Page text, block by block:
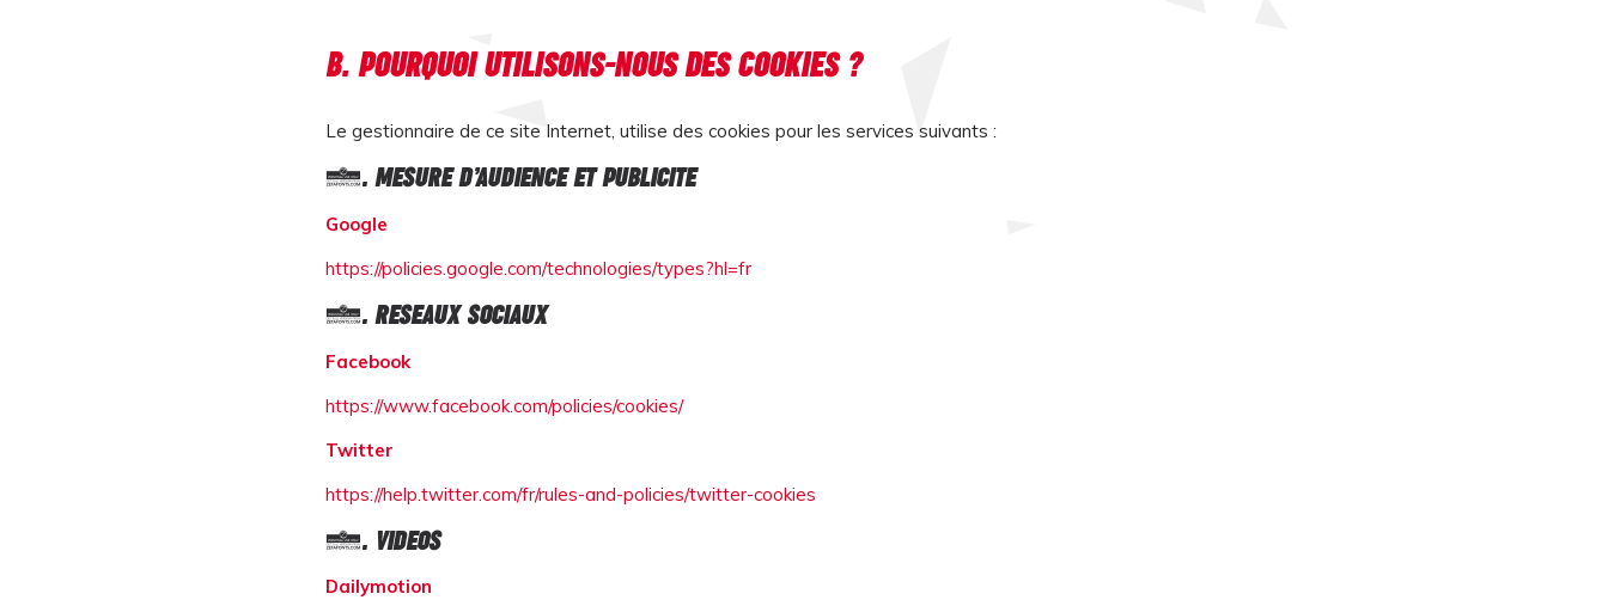
B. POURQUOI UTILISONS-NOUS DES COOKIES ?
Le gestionnaire de ce site Internet, utilise des cookies pour les services suivants :
1. MESURE D’AUDIENCE ET PUBLICITE
Google
https://policies.google.com/technologies/types?hl=fr
2. RESEAUX SOCIAUX
Facebook
https://www.facebook.com/policies/cookies/
Twitter
https://help.twitter.com/fr/rules-and-policies/twitter-cookies
3. VIDEOS
Dailymotion